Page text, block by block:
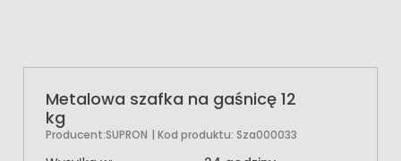
Metalowa szafka na gaśnicę 12
kg
Producent:SUPRON | Kod produktu: Sza000033